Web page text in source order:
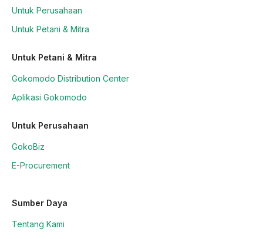
Untuk Perusahaan
Untuk Petani & Mitra
Untuk Petani & Mitra
Gokomodo Distribution Center
Aplikasi Gokomodo
Untuk Perusahaan
GokoBiz
E-Procurement
Sumber Daya
Tentang Kami